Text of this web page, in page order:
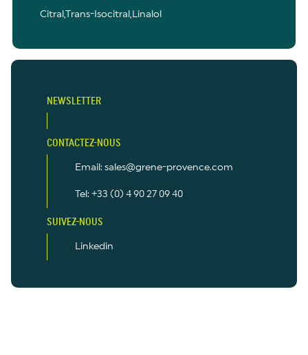
Citral,Trans-Isocitral,Linalol
NEWSLETTER
CONTACTEZ-NOUS
Email: sales@grene-provence.com
Tel: +33 (0) 4 90 27 09 40
SUIVEZ-NOUS
Linkedin